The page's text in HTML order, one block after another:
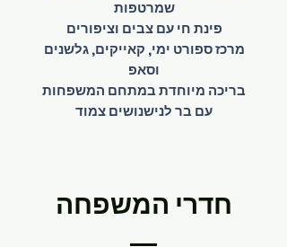
שמרטפות
פינת חי עם צבים וציפורים
מרכז ספורט ימי, קאייקים, גלשנים
וסאפ
בריכה מיוחדת במתחם המשפחות
עם בר לנישנושים צמוד
חדרי המשפחה